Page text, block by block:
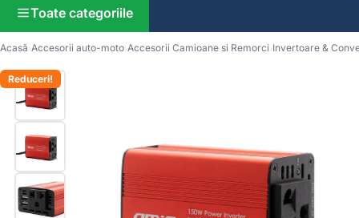
Toate categoriile
Acasă Accesorii auto-moto Accesorii Camioane si Remorci Invertoare &
Reduceri!